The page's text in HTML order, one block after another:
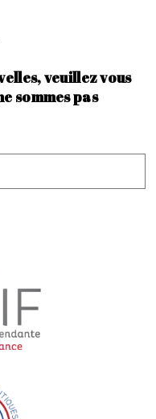
veuillez vous
sommes pas